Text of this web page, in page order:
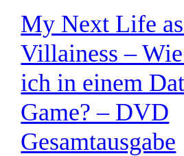
My Next Life
Villainess –
ich in einem
Game? – DVD
Gesamtausgabe